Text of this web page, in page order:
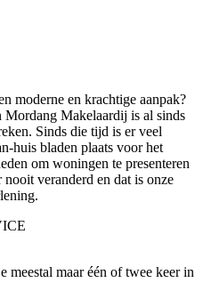
moderne en krachtige aanpak?
Makelaardij is al sinds
Sinds die tijd is er veel
huis bladen plaats voor het
om woningen te presenteren
veranderd en dat is onze
meestal maar één of twee keer in